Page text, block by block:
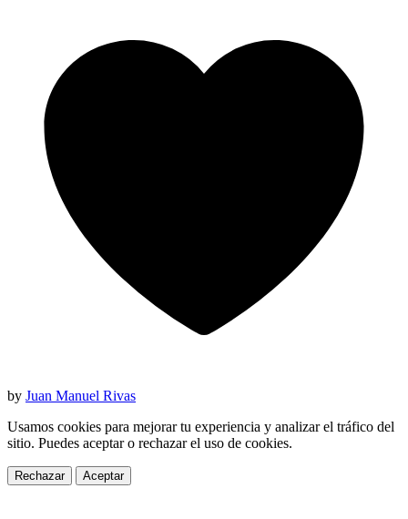
by Juan Manuel Rivas
Usamos cookies para mejorar tu experiencia y analizar el tráfico del
sitio. Puedes aceptar o rechazar el uso de cookies.
Rechazar Aceptar